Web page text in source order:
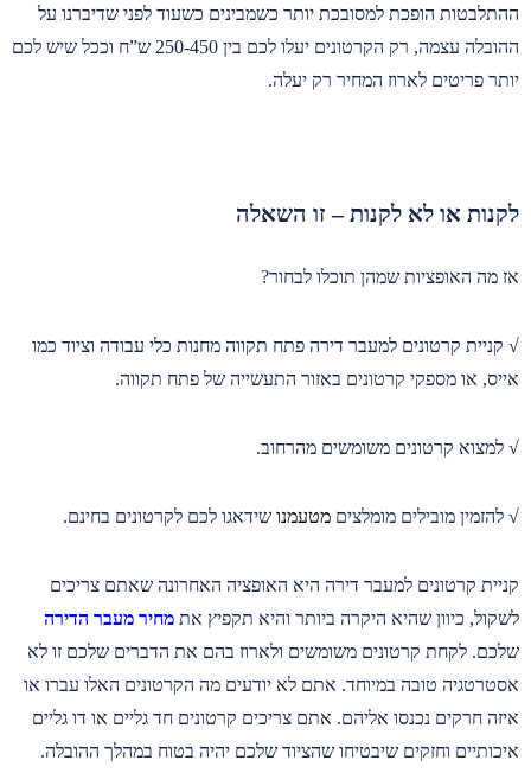
ההתלבטות הופכת למסובכת יותר כשמבינים כשעוד לפני שדיברנו על
ההובלה עצמה, רק הקרטונים יעלו לכם בין 250-450 ש”ח וככל שיש לכם
יותר פריטים לארוז המחיר רק יעלה.
לקנות או לא לקנות – זו השאלה
אז מה האופציות שמהן תוכלו לבחור?
√ קניית קרטונים למעבר דירה פתח תקווה מחנות כלי עבודה וציוד כמו
אייס, או מספקי קרטונים באזור התעשייה של פתח תקווה.
√ למצוא קרטונים משומשים מהרחוב.
√ להזמין מובילים מומלצים מטעמנו שידאגו לכם לקרטונים בחינם.
קניית קרטונים למעבר דירה היא האופציה האחרונה שאתם צריכים
לשקול, כיוון שהיא היקרה ביותר והיא תקפיץ את מחיר מעבר הדירה
שלכם. לקחת קרטונים משומשים ולארוז בהם את הדברים שלכם זו לא
אסטרטגיה טובה במיוחד. אתם לא יודעים מה הקרטונים האלו עברו או
איזה חרקים נכנסו אליהם. אתם צריכים קרטונים חד גליים או דו גליים
איכותיים וחזקים שיבטיחו שהציוד שלכם יהיה בטוח במהלך ההובלה.